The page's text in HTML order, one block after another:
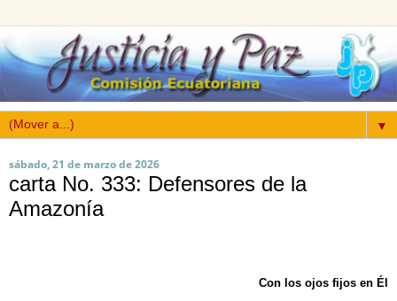
▼
sábado, 21 de marzo de 2026
carta No. 333: Defensores de la
Amazonía
Con los ojos fijos en Él